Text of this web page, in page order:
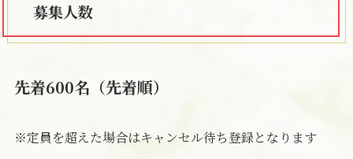
募集人数
先着600名（先着順）
※定員を超えた場合はキャンセル待ち登録となります